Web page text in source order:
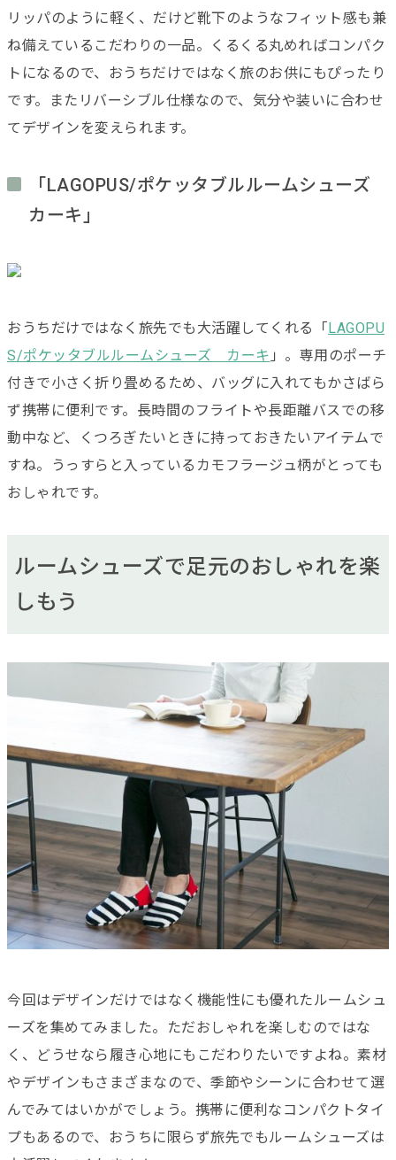
リッパのように軽く、だけど靴下のようなフィット感も兼
ね備えているこだわりの一品。くるくる丸めればコンパク
トになるので、おうちだけではなく旅のお供にもぴったり
です。またリバーシブル仕様なので、気分や装いに合わせ
てデザインを変えられます。
「LAGOPUS/ポケッタブルルームシューズ
カーキ」
おうちだけではなく旅先でも大活躍してくれる「LAGOPU
S/ポケッタブルルームシューズ カーキ 」。専用のポーチ
付きで小さく折り畳めるため、バッグに入れてもかさばら
ず携帯に便利です。長時間のフライトや長距離バスでの移
動中など、くつろぎたいときに持っておきたいアイテムで
すね。うっすらと入っているカモフラージュ柄がとっても
おしゃれです。
ルームシューズで足元のおしゃれを楽
しもう
今回はデザインだけではなく機能性にも優れたルームシュ
ーズを集めてみました。ただおしゃれを楽しむのではな
く、どうせなら履き心地にもこだわりたいですよね。素材
やデザインもさまざまなので、季節やシーンに合わせて選
んでみてはいかがでしょう。携帯に便利なコンパクトタイ
プもあるので、おうちに限らず旅先でもルームシューズは